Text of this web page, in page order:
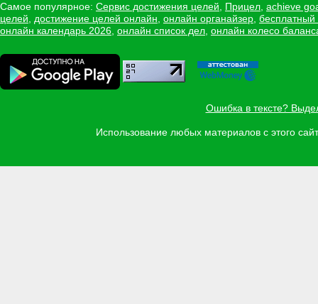
Самое популярное: Сервис достижения целей Прицел achieve
целей
достижение целей онлайн онлайн органайзер
онлайн календарь 2026 онлайн список дел онлайн колесо
Ошибка в тексте?
Использование любых материалов с этого